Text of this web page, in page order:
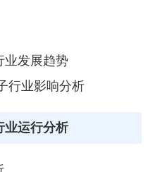
发展趋势
行业影响分析
业运行分析